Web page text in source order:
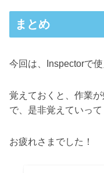
まとめ
今回は、Inspectorで
覚えておくと、作業
で、是非覚えていって
お疲れさまでした！